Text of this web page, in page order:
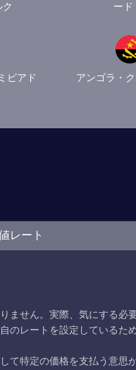
ード
ビアド
アンゴラ・
レート
ません。実際、気にする必
のレートを設定している
て特定の価格を支払う意